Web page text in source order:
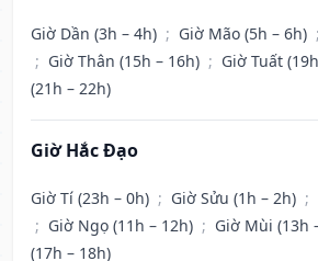
Giờ Dần (3h – 4h) ; Giờ Mão (5h – 6h) ;
; Giờ Thân (15h – 16h) ; Giờ Tuất
(21h – 22h)
Giờ Hắc Đạo
Giờ Tí (23h – 0h) ; Giờ Sửu (1h – 2h) ;
; Giờ Ngọ (11h – 12h) ; Giờ Mùi (13h
(17h – 18h)